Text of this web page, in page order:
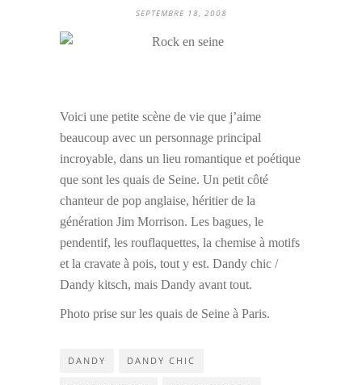
SEPTEMBRE 18, 2008
Voici une petite scène de vie que j’aime
beaucoup avec un personnage principal
incroyable, dans un lieu romantique et poétique
que sont les quais de Seine. Un petit côté
chanteur de pop anglaise, héritier de la
génération Jim Morrison. Les bagues, le
pendentif, les rouflaquettes, la chemise à motifs
et la cravate à pois, tout y est. Dandy chic /
Dandy kitsch, mais Dandy avant tout.
Photo prise sur les quais de Seine à Paris.
DANDY DANDY CHIC